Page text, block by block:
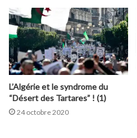
L’Algérie et le syndrome du
“Désert des Tartares” ! (1)
24 octobre 2020